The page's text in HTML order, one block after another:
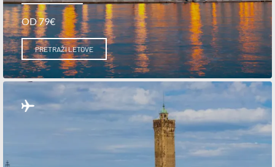
OD 79€
PRETRAŽI LETOVE